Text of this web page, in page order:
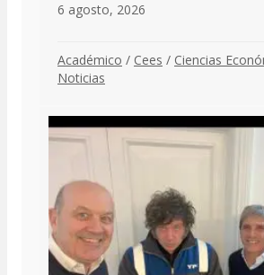
6 agosto, 2026
Académico / Cees / Ciencias
Noticias